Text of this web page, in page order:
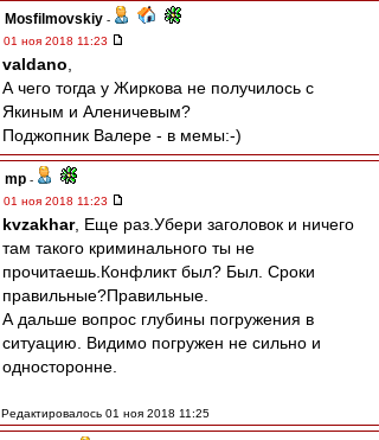
Mosfilmovskiy -
01 ноя 2018 11:23
valdano
А чего тогда у Жиркова не получилось с
Якиным и Аленичевым?
Поджопник Валере - в мемы:-)
mp -
01 ноя 2018 11:23
kvzakhar, Еще раз.Убери заголовок и ничего
там такого криминального ты не
прочитаешь.Конфликт был? Был. Сроки
правильные?Правильные.
А дальше вопрос глубины погружения в
ситуацию. Видимо погружен не сильно и
односторонне.
Редактировалось 01 ноя 2018 11:25